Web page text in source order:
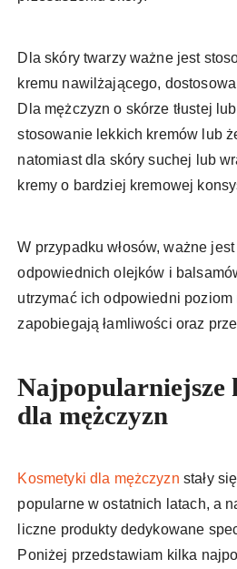
Dla skóry twarzy ważne jest
kremu nawilżającego,
Dla mężczyzn o skórze tłustej
stosowanie lekkich kremów lub
natomiast dla skóry suchej lub
kremy o bardziej kremowej
W przypadku włosów, ważne
odpowiednich olejków i
utrzymać ich odpowiedni
zapobiegają łamliwości oraz
Najpopularniejsze
dla mężczyzn
Kosmetyki dla mężczyzn stały
popularne w ostatnich latach, a
liczne produkty dedykowane
Poniżej przedstawiam kilka